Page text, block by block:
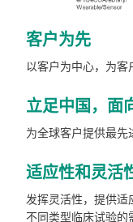
客户为先
以客户为中心，为客
立足中国，面
为全球客户提供最先
适应性和灵活
发挥灵活性，提供适
不同类型临床试验的